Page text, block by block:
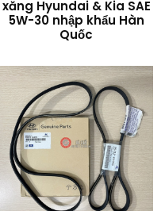
xăng Hyundai & Kia SAE
5W-30 nhập khẩu Hàn
Quốc